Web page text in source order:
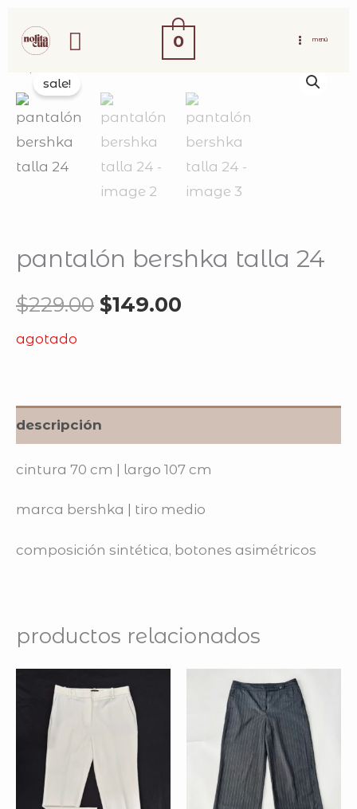
buscar 0 MENÚ
sale!
pantalón bershka talla 24
$229.00
price
was:
$229.00.
$149.00
price
is:
$149.00.
agotado
descripción
cintura 70 cm | largo 107 cm
marca bershka | tiro medio
composición sintética, botones asimétricos
productos relacionados